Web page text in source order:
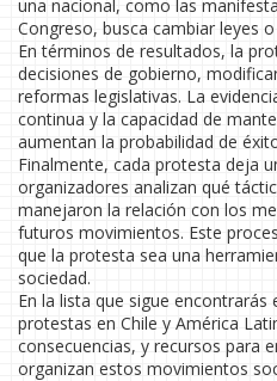
una nacional, como las
Congreso, busca cambiar leyes
En términos de resultados, la
decisiones de gobierno,
reformas legislativas. La
continua y la capacidad de
aumentan la probabilidad de
Finalmente, cada protesta deja
organizadores analizan qué
manejaron la relación con los
futuros movimientos. Este
que la protesta sea una
sociedad.
En la lista que sigue encontrarás
protestas en Chile y América
consecuencias, y recursos para
organizan estos movimientos